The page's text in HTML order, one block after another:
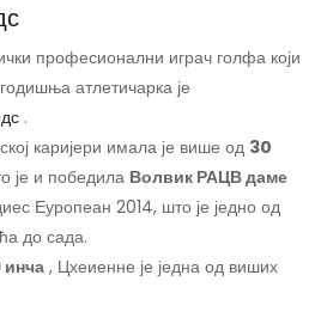
професионални играч голфа који
атлетичарка је
.
каријери имала је више од 30
је и победила Волвик РАЦВ даме
Еуропеан 2014, што је једно од
до сада.
инча , Цхеиенне је једна од виших